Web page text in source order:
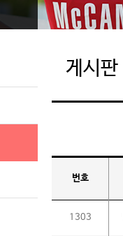
게시판
번호
1303